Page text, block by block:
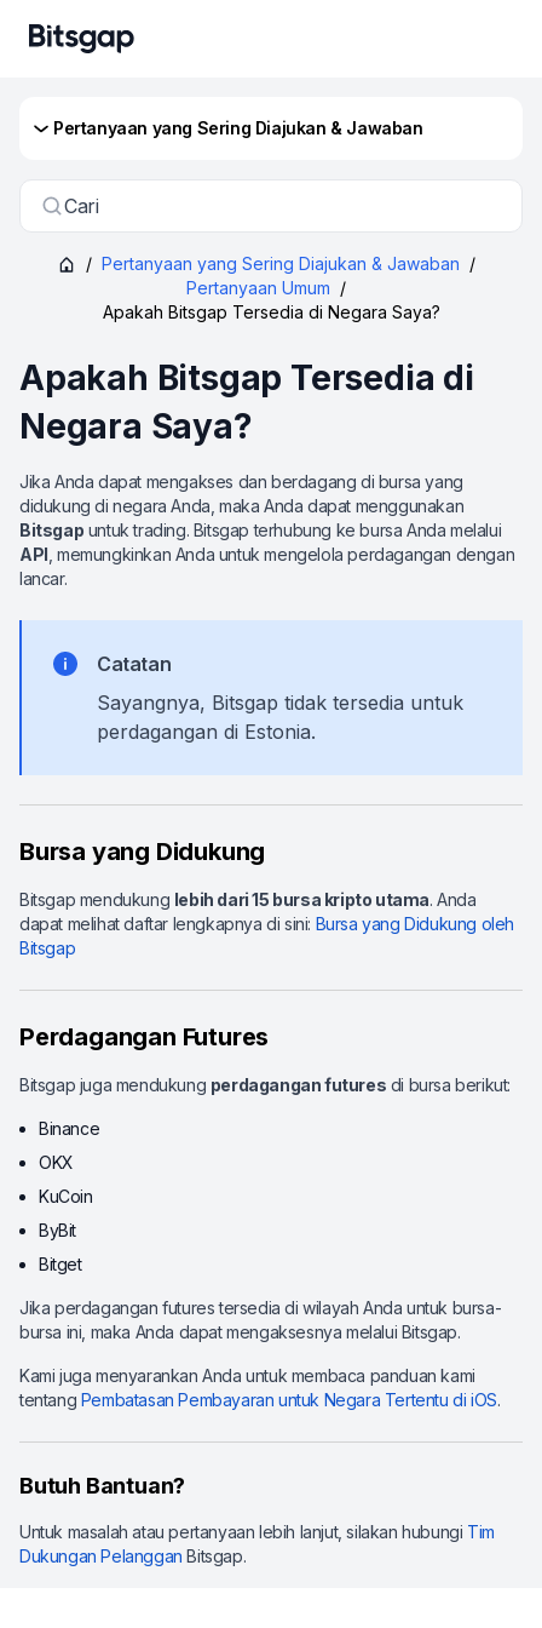
Pertanyaan yang Sering Diajukan & Jawaban
Cari
/ Pertanyaan yang Sering Diajukan & Jawaban /
Pertanyaan Umum /
Apakah Bitsgap Tersedia di Negara Saya?
Apakah Bitsgap Tersedia di
Negara Saya?
Jika Anda dapat mengakses dan berdagang di bursa yang
didukung di negara Anda, maka Anda dapat menggunakan
Bitsgap untuk trading. Bitsgap terhubung ke bursa Anda melalui
API , memungkinkan Anda untuk mengelola perdagangan dengan
lancar.
Catatan
Sayangnya, Bitsgap tidak tersedia untuk
perdagangan di Estonia.
Bursa yang Didukung
Bitsgap mendukung lebih dari 15 bursa kripto utama. Anda
dapat melihat daftar lengkapnya di sini: Bursa yang Didukung oleh
Bitsgap
Perdagangan Futures
Bitsgap juga mendukung perdagangan futures di bursa berikut:
Binance
OKX
KuCoin
ByBit
Bitget
Jika perdagangan futures tersedia di wilayah Anda untuk bursa-
bursa ini, maka Anda dapat mengaksesnya melalui Bitsgap.
Kami juga menyarankan Anda untuk membaca panduan kami
tentang Pembatasan Pembayaran untuk Negara Tertentu di iOS.
Butuh Bantuan?
Untuk masalah atau pertanyaan lebih lanjut, silakan hubungi Tim
Dukungan Pelanggan Bitsgap.